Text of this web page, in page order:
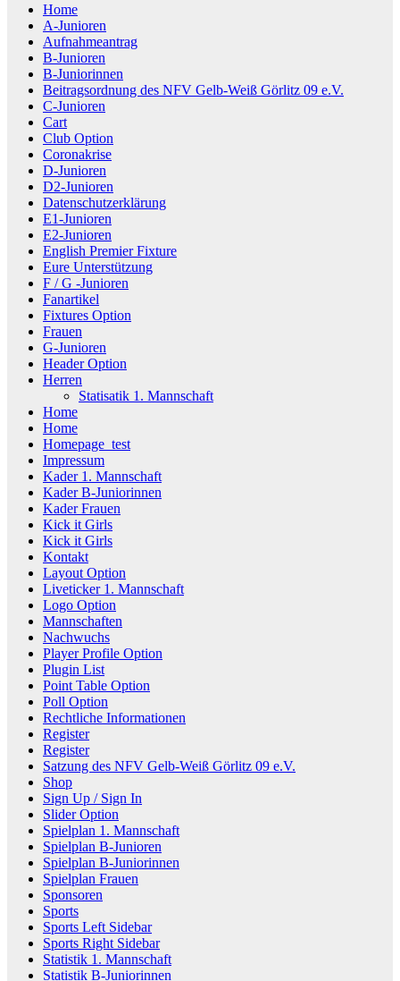
Home
A-Junioren
Aufnahmeantrag
B-Junioren
B-Juniorinnen
Beitragsordnung des NFV Gelb-Weiß Görlitz 09 e.V.
C-Junioren
Cart
Club Option
Coronakrise
D-Junioren
D2-Junioren
Datenschutzerklärung
E1-Junioren
E2-Junioren
English Premier Fixture
Eure Unterstützung
F / G -Junioren
Fanartikel
Fixtures Option
Frauen
G-Junioren
Header Option
Herren
Statisatik 1. Mannschaft
Home
Home
Homepage_test
Impressum
Kader 1. Mannschaft
Kader B-Juniorinnen
Kader Frauen
Kick it Girls
Kick it Girls
Kontakt
Layout Option
Liveticker 1. Mannschaft
Logo Option
Mannschaften
Nachwuchs
Player Profile Option
Plugin List
Point Table Option
Poll Option
Rechtliche Informationen
Register
Register
Satzung des NFV Gelb-Weiß Görlitz 09 e.V.
Shop
Sign Up / Sign In
Slider Option
Spielplan 1. Mannschaft
Spielplan B-Junioren
Spielplan B-Juniorinnen
Spielplan Frauen
Sponsoren
Sports
Sports Left Sidebar
Sports Right Sidebar
Statistik 1. Mannschaft
Statistik B-Juniorinnen